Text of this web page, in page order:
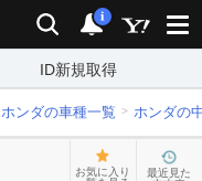
検索 通知
i
ID新規取得
ホンダの車種一覧 ホンダの
お気に入り
最近見た